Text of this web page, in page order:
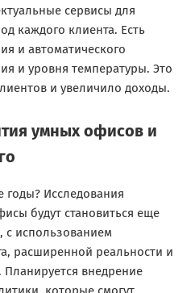
сервисы для
каждого клиента. Есть
и автоматического
и уровня температуры. Это
и увеличило доходы.
умных офисов и
Исследования
будут становиться еще
с использованием
расширенной реальности и
внедрение